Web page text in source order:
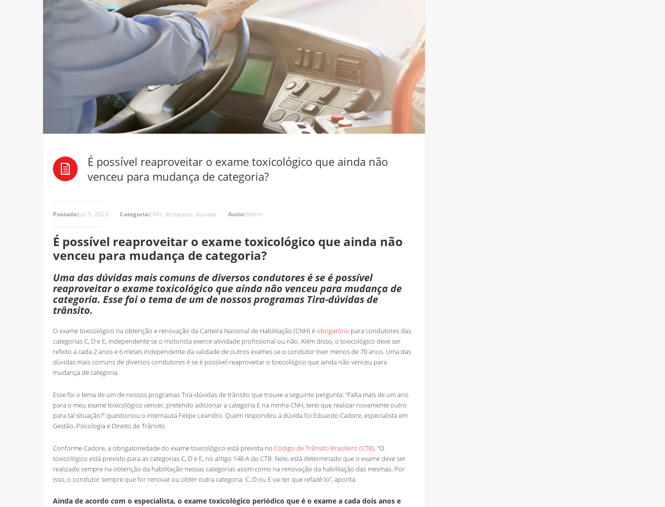
É possível reaproveitar o exame toxicológico que ainda não
venceu para mudança de categoria?
Postado:Jun 5, 2023 Categoria:CNH, destaques, duvidas Autor:Admin
É possível reaproveitar o exame toxicológico que ainda não
venceu para mudança de categoria?
Uma das dúvidas mais comuns de diversos condutores é se é possível
reaproveitar o exame toxicológico que ainda não venceu para mudança de
categoria. Esse foi o tema de um de nossos programas Tira-dúvidas de
trânsito.
O exame toxicológico na obtenção e renovação da Carteira Nacional de Habilitação (CNH) éobrigatório para condutores das
categorias C, D e E, independente se o motorista exerce atividade profissional ou não. Além disso, o toxicológico deve ser
refeito a cada 2 anos e 6 meses independente da validade de outros exames se o condutor tiver menos de 70 anos. Uma das
dúvidas mais comuns de diversos condutores é se é possível reaproveitar o toxicológico que ainda não venceu para
mudança de categoria.
Esse foi o tema de um de nossos programas Tira-dúvidas de trânsito que trouxe a seguinte pergunta: “Falta mais de um ano
para o meu exame toxicológico vencer, pretendo adicionar a categoria E na minha CNH, terei que realizar novamente outro
para tal situação?” questionou o internauta Felipe Leandro. Quem respondeu a dúvida foi Eduardo Cadore, especialista em
Gestão, Psicologia e Direito de Trânsito.
Conforme Cadore, a obrigatoriedade do exame toxicológico está prevista noCódigo de Trânsito Brasileiro (CTB). “O
toxicológico está previsto para as categorias C, D e E, no artigo 148-A do CTB. Nele, está determinado que o exame deve ser
realizado sempre na obtenção da habilitação nessas categorias assim como na renovação da habilitação das mesmas. Por
isso, o condutor sempre que for renovar ou obter outra categoria C, D ou E vai ter que refazê-lo”, aponta.
Ainda de acordo com o especialista, o exame toxicológico periódico que é o exame a cada dois anos e